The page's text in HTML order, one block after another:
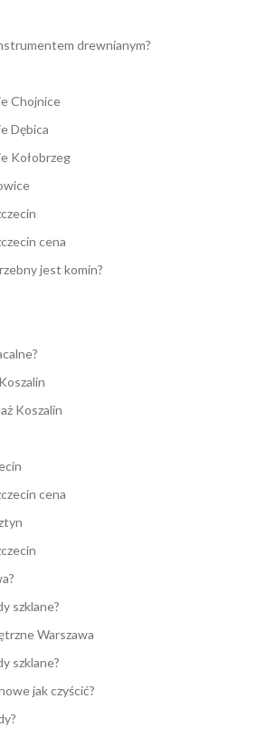
drewnianym?
Chojnice
Dębica
Kołobrzeg
cena
jest komin?
Koszalin
cena
szklane?
Warszawa
szklane?
jak czyścić?